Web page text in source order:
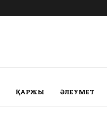
ҚАРЖЫ ӘЛЕУМЕТ